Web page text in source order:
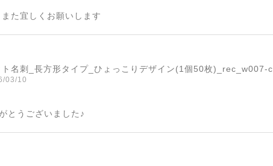
た宜しくお願いします
ト名刺_長方形タイプ_ひょっこりデザイン(1個50枚)_rec_w007-c
03/10
とうございました♪